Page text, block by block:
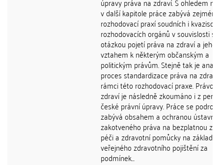
v další kapitole práce zabývá zejména
rozhodovací praxí soudních i
rozhodovacích orgánů v souvislosti s
otázkou pojetí práva na zdraví a jeho
vztahem k některým občanským a
politickým právům. Stejně tak je
proces standardizace práva na
rámci této rozhodovací praxe. Právo
zdraví je následně zkoumáno i z
české právní úpravy. Práce se
zabývá obsahem a ochranou ústavně
zakotveného práva na bezplatnou
péči a zdravotní pomůcky na základě
veřejného zdravotního pojištění za
podmínek...